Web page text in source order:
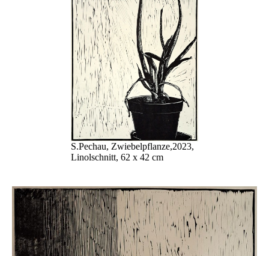
S.Pechau, Zwiebelpflanze,2023,
Linolschnitt, 62 x 42 cm